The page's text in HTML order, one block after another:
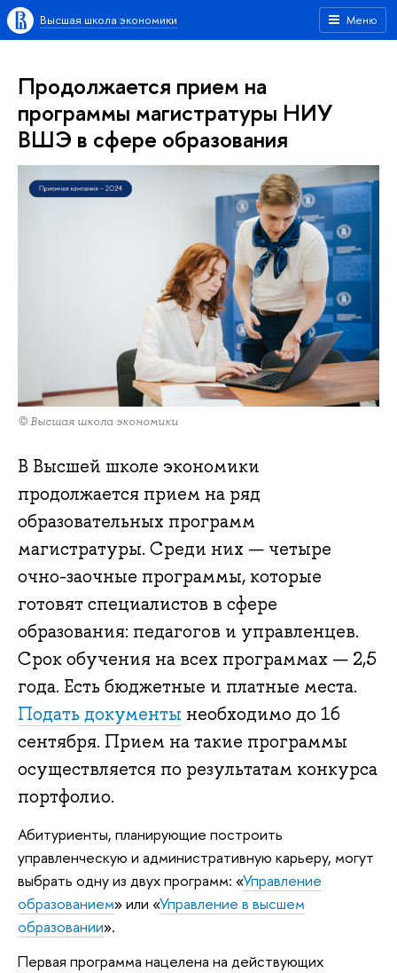
Меню
Высшая школа экономики
Продолжается прием на
программы магистратуры НИУ
ВШЭ в сфере образования
© Высшая школа экономики
В Высшей школе экономики
продолжается прием на ряд
образовательных программ
магистратуры. Среди них — четыре
очно-заочные программы, которые
готовят специалистов в сфере
образования: педагогов и управленцев.
Срок обучения на всех программах — 2,5
года. Есть бюджетные и платные места.
Подать документы необходимо до 16
сентября. Прием на такие программы
осуществляется по результатам конкурса
портфолио.
Абитуриенты, планирующие построить
управленческую и административную карьеру, могут
выбрать одну из двух программ: «Управление
образованием» или «Управление в высшем
образовании».
Первая программа нацелена на действующих